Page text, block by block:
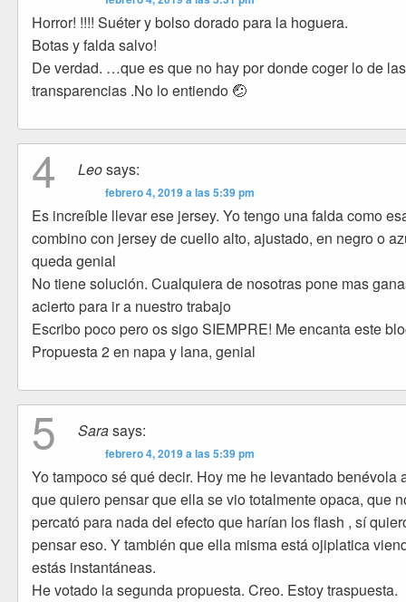
Horror! !!!! Suéter y bolso dorado para la hoguera.
Botas y falda salvo!
De verdad. …que es que no hay por donde coger lo de las
transparencias .No lo entiendo 🤕
4 Leosays:
febrero 4, 2019 a las 5:39 pm
Es increíble llevar ese jersey. Yo tengo una falda como
combino con jersey de cuello alto, ajustado, en negro o
queda genial
No tiene solución. Cualquiera de nosotras pone mas
acierto para ir a nuestro trabajo
Escribo poco pero os sigo SIEMPRE! Me encanta este
Propuesta 2 en napa y lana, genial
5 Sarasays:
febrero 4, 2019 a las 5:39 pm
Yo tampoco sé qué decir. Hoy me he levantado benévola
que quiero pensar que ella se vio totalmente opaca, que
percató para nada del efecto que harían los flash , sí
pensar eso. Y también que ella misma está ojiplatica
estás instantáneas.
He votado la segunda propuesta. Creo. Estoy traspuesta.